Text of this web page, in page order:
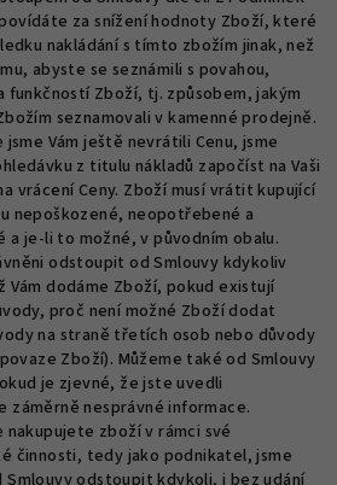
za snížení hodnoty Zboží, které
nakládání s tímto zbožím jinak, než
abyste se seznámili s povahou,
funkčností Zboží, tj. způsobem, jakým
seznamovali v kamenné prodejně.
jsme Vám ještě nevrátili Cenu, jsme
z titulu nákladů započíst na Vaši
vrácení Ceny. Zboží musí vrátit kupující
nepoškozené, neopotřebené a
a je-li to možné, v původním obalu.
odstoupit od Smlouvy kdykoliv
Vám dodáme Zboží, pokud existují
proč není možné Zboží dodat
na straně třetích osob nebo důvody
Zboží). Můžeme také od Smlouvy
je zjevné, že jste uvedli
záměrně nesprávné informace.
nakupujete zboží v rámci své
činnosti, tedy jako podnikatel, jsme
Smlouvy odstoupit kdykoli, i bez udání